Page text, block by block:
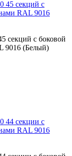
секций с боковой
9016 (Белый)